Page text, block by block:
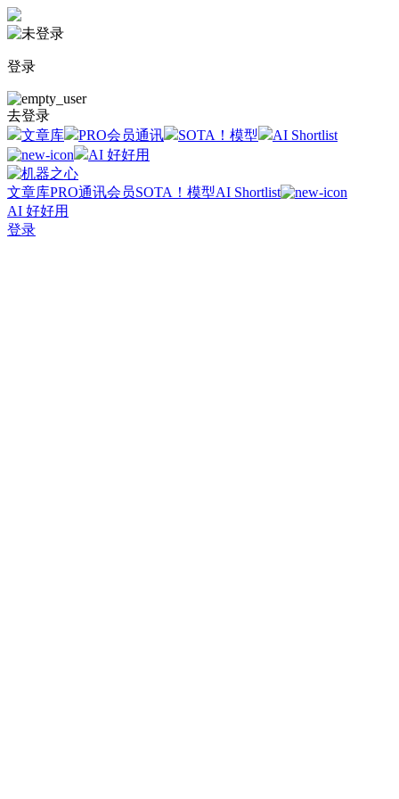
登录
去登录
文章库
PRO会员通讯 SOTA！模型
AI Shortlist
AI 好好用
文章库PRO通讯会员SOTA！模型AI Shortlist
AI 好好用
登录